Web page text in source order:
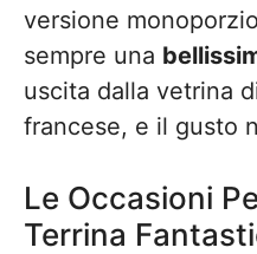
versione
sempre una
uscita dalla vetrina
francese, e il gusto
Le Occasioni
Terrina